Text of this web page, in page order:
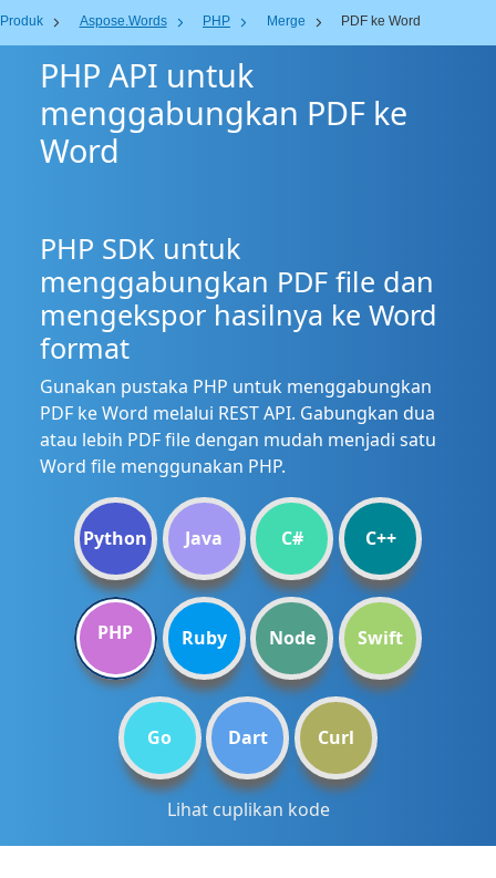
Produk Aspose.Words PHP Merge PDF ke Word
PHP API untuk
menggabungkan PDF ke
Word
PHP SDK untuk
menggabungkan PDF file dan
mengekspor hasilnya ke Word
format
Gunakan pustaka PHP untuk menggabungkan
PDF ke Word melalui REST API. Gabungkan dua
atau lebih PDF file dengan mudah menjadi satu
Word file menggunakan PHP.
Python Java C# C++
PHP Ruby Node Swift
Go Dart Curl
Lihat cuplikan kode